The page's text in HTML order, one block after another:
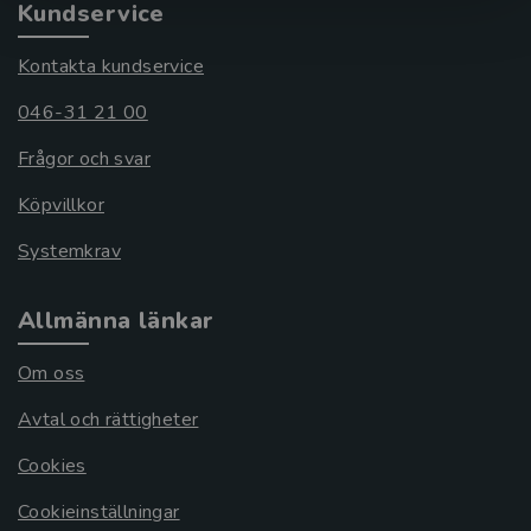
Kundservice
Kontakta kundservice
046-31 21 00
Frågor och svar
Köpvillkor
Systemkrav
Allmänna länkar
Om oss
Avtal och rättigheter
Cookies
Cookieinställningar